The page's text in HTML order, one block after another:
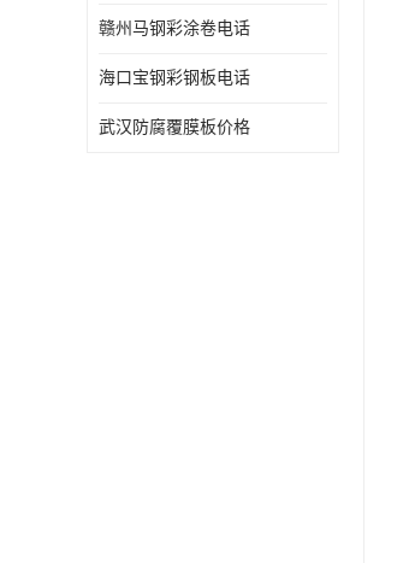
赣州马钢彩涂卷电话
海口宝钢彩钢板电话
武汉防腐覆膜板价格